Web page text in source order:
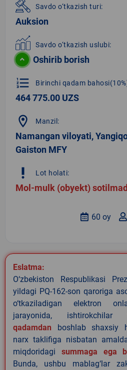
Savdo o‘tkazish turi:
Auksion
Savdo o‘tkazish uslubi:
Oshirib borish
format_list_numbered Birinchi qadam
464 775.00 UZS
location_on Manzil:
Namangan viloyati,
Gaiston MFY
priority_high Lot holati:
Mol-mulk (obyekt)
60 oy
Eslatma:
O‘zbekiston Respublikasi
yildagi PQ-162-son qaroriga
o‘tkaziladigan elektron
jarayonida,
qadamdan boshlab shaxsiy
narx taklifiga nisbatan
miqdoridagi summaga ega
Bunda, ushbu mablag‘lar